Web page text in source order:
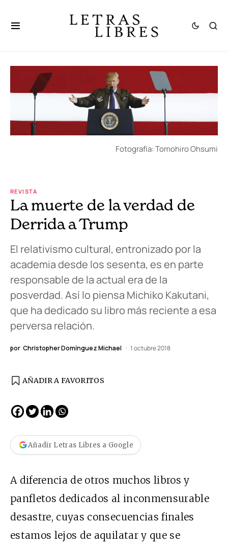
Fotografía: Tomohiro Ohsumi
REVISTA
La muerte de la verdad de
Derrida a Trump
El relativismo cultural, entronizado por la
academia desde los sesenta, es en parte
responsable de la actual era de la
posverdad. Así lo piensa Michiko Kakutani,
que ha dedicado su libro más reciente a esa
perversa relación.
por Christopher Domínguez Michael 1 octubre 2018
AÑADIR A FAVORITOS
Añadir Letras Libres a Google
A diferencia de otros muchos libros y
panfletos dedicados al inconmensurable
desastre, cuyas consecuencias finales
estamos lejos de aquilatar y que se